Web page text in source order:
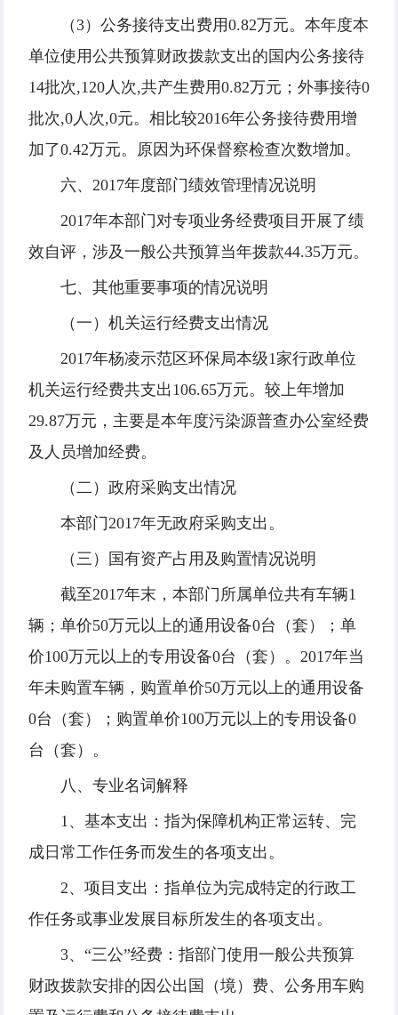
（3）公务接待支出费用0.82万元。本年度本
单位使用公共预算财政拨款支出的国内公务接待
14批次,120人次,共产生费用0.82万元；外事接待0
批次,0人次,0元。相比较2016年公务接待费用增
加了0.42万元。原因为环保督察检查次数增加。
六、2017年度部门绩效管理情况说明
2017年本部门对专项业务经费项目开展了绩
效自评，涉及一般公共预算当年拨款44.35万元。
七、其他重要事项的情况说明
（一）机关运行经费支出情况
2017年杨凌示范区环保局本级1家行政单位
机关运行经费共支出106.65万元。较上年增加
29.87万元，主要是本年度污染源普查办公室经费
及人员增加经费。
（二）政府采购支出情况
本部门2017年无政府采购支出。
（三）国有资产占用及购置情况说明
截至2017年末，本部门所属单位共有车辆1
辆；单价50万元以上的通用设备0台（套）；单
价100万元以上的专用设备0台（套）。2017年当
年未购置车辆，购置单价50万元以上的通用设备
0台（套）；购置单价100万元以上的专用设备0
台（套）。
八、专业名词解释
1、基本支出：指为保障机构正常运转、完
成日常工作任务而发生的各项支出。
2、项目支出：指单位为完成特定的行政工
作任务或事业发展目标所发生的各项支出。
3、“三公”经费：指部门使用一般公共预算
财政拨款安排的因公出国（境）费、公务用车购